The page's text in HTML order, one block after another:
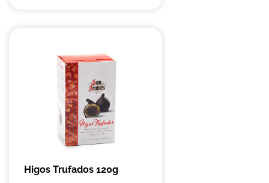
Higos Trufados 120g